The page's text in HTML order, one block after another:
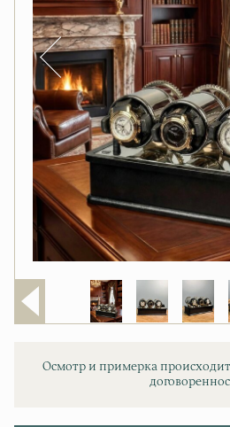
Осмотр и примерка